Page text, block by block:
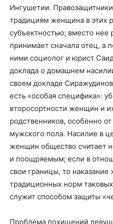
Ингушетии.
традициям женщина в этих
субъектностью; вместо нее
принимает сначала отец, а
ними социолог и юрист
доклада о домашнем
своем докладе
есть «особая специфика»:
второсортности женщин и
родственников, особенно
мужского пола. Насилие в
женщин общество считает
и поощряемым; если в
свои границы, то
традиционных норм
служит способом защиты
Проблема похищений